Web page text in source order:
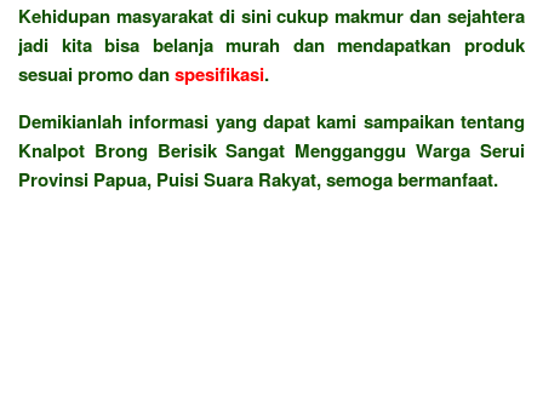
Kehidupan masyarakat di sini cukup makmur dan sejahtera
jadi kita bisa belanja murah dan mendapatkan produk
sesuai promo danspesifikasi.
Demikianlah informasi yang dapat kami sampaikan tentang
Knalpot Brong Berisik Sangat Mengganggu Warga Serui
Provinsi Papua, Puisi Suara Rakyat, semoga bermanfaat.